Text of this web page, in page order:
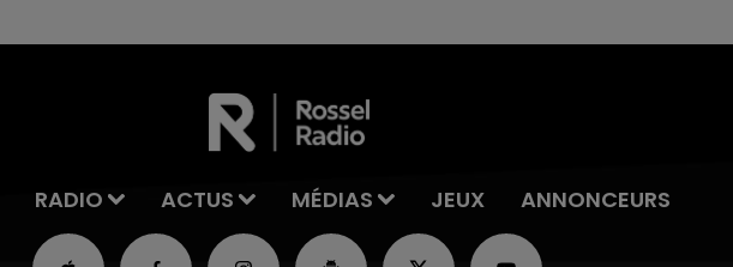
RADIO ACTUS MÉDIAS JEUX ANNONCEURS